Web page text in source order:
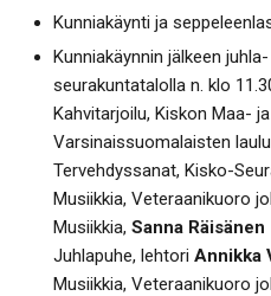
Kunniakäynti ja
Kunniakäynnin jälkeen
seurakuntatalolla n. klo
Kahvitarjoilu, Kiskon Maa-
Varsinaissuomalaisten laulu
Tervehdyssanat, Kisko-
Musiikkia, Veteraanikuoro
Musiikkia, Sanna Räisänen
Juhlapuhe, lehtori Annikka
Musiikkia, Veteraanikuoro